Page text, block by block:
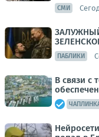
СМИ
ПАБЛИКИ
В связи с